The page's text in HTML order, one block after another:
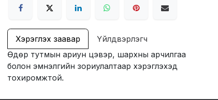
Хэрэглэх заавар
Үйлдвэрлэгч
Өдөр тутмын ариун цэвэр, шархны арчилгаа
болон эмнэлгийн зориулалтаар хэрэглэхэд
тохиромжтой.